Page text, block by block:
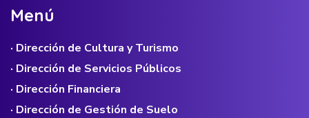
Menú
· Dirección de Cultura y Turismo
· Dirección de Servicios Públicos
· Dirección Financiera
· Dirección de Gestión de Suelo